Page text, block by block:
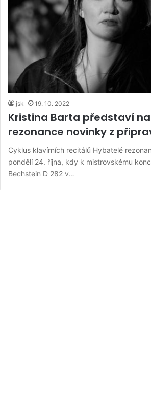
jsk 19. 10. 2022
Kristina Barta představí
rezonance novinky z
Cyklus klavírních recitálů Hybatelé
pondělí 24. října, kdy k mistrovskému
Bechstein D 282 v…